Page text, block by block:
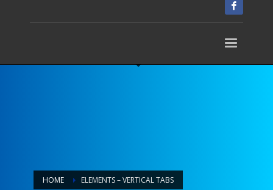
HOME ELEMENTS – VERTICAL TABS